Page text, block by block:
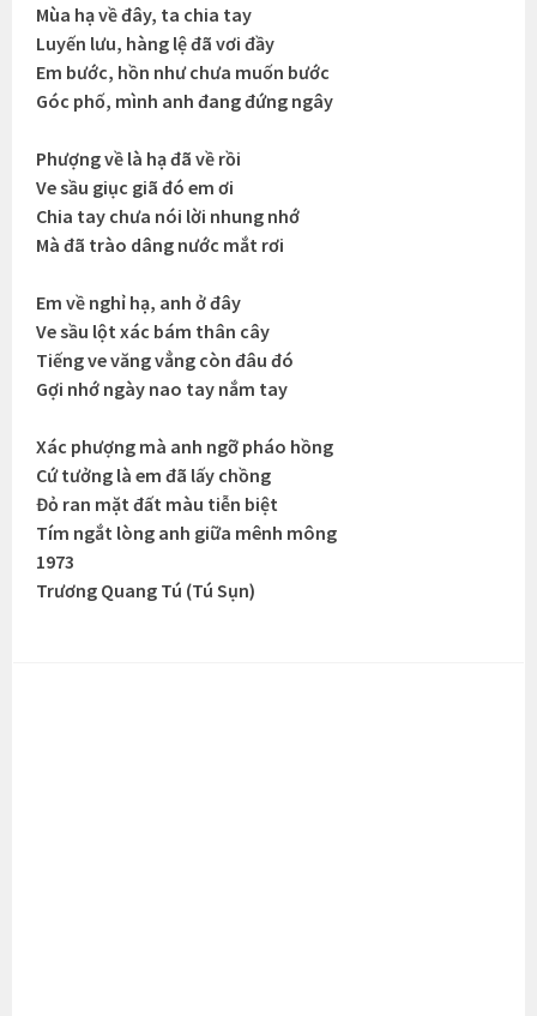
Mùa hạ về đây, ta chia tay
Luyến lưu, hàng lệ đã vơi đầy
Em bước, hồn như chưa muốn bước
Góc phố, mình anh đang đứng ngây
Phượng về là hạ đã về rồi
Ve sầu giục giã đó em ơi
Chia tay chưa nói lời nhung nhớ
Mà đã trào dâng nước mắt rơi
Em về nghỉ hạ, anh ở đây
Ve sầu lột xác bám thân cây
Tiếng ve văng vẳng còn đâu đó
Gợi nhớ ngày nao tay nắm tay
Xác phượng mà anh ngỡ pháo hồng
Cứ tưởng là em đã lấy chồng
Đỏ ran mặt đất màu tiễn biệt
Tím ngắt lòng anh giữa mênh mông
1973
Trương Quang Tú (Tú Sụn)